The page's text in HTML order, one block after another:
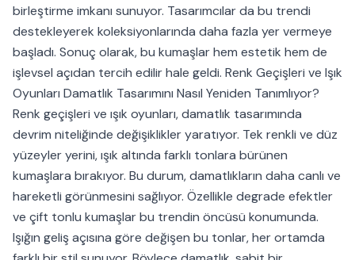
birleştirme imkanı sunuyor. Tasarımcılar da bu trendi
destekleyerek koleksiyonlarında daha fazla yer vermeye
başladı. Sonuç olarak, bu kumaşlar hem estetik hem de
işlevsel açıdan tercih edilir hale geldi. Renk Geçişleri ve Işık
Oyunları Damatlık Tasarımını Nasıl Yeniden Tanımlıyor?
Renk geçişleri ve ışık oyunları, damatlık tasarımında
devrim niteliğinde değişiklikler yaratıyor. Tek renkli ve düz
yüzeyler yerini, ışık altında farklı tonlara bürünen
kumaşlara bırakıyor. Bu durum, damatlıkların daha canlı ve
hareketli görünmesini sağlıyor. Özellikle degrade efektler
ve çift tonlu kumaşlar bu trendin öncüsü konumunda.
Işığın geliş açısına göre değişen bu tonlar, her ortamda